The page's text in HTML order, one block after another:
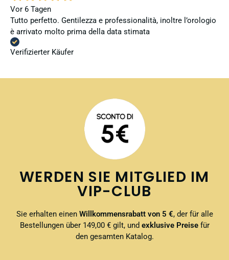
Vor 6 Tagen
Tutto perfetto. Gentilezza e professionalità, inoltre l’orologio
è arrivato molto prima della data stimata
Verifizierter Käufer
WERDEN SIE MITGLIED IM
VIP-CLUB
Sie erhalten einenWillkommensrabatt von 5 €, der für alle
Bestellungen über 149,00 € gilt, und exklusive Preisefür
den gesamten Katalog.